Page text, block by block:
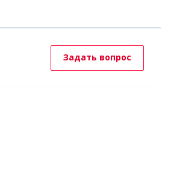
Задать вопрос